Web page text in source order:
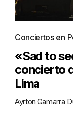
Conciertos en
«Sad to
concierto
Lima
Ayrton Gamarra